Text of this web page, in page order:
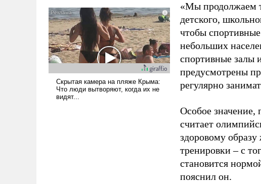
ударами судьбы, брать на себя
ответственность, помогать
слабым, идти вперед и
адаптироваться.
«Мы продолжаем
детского,
чтобы
небольших
спортивные залы
предусмотрены
регулярно
Особое
считает
здоровому
тренировки – с
становится
пояснил он.